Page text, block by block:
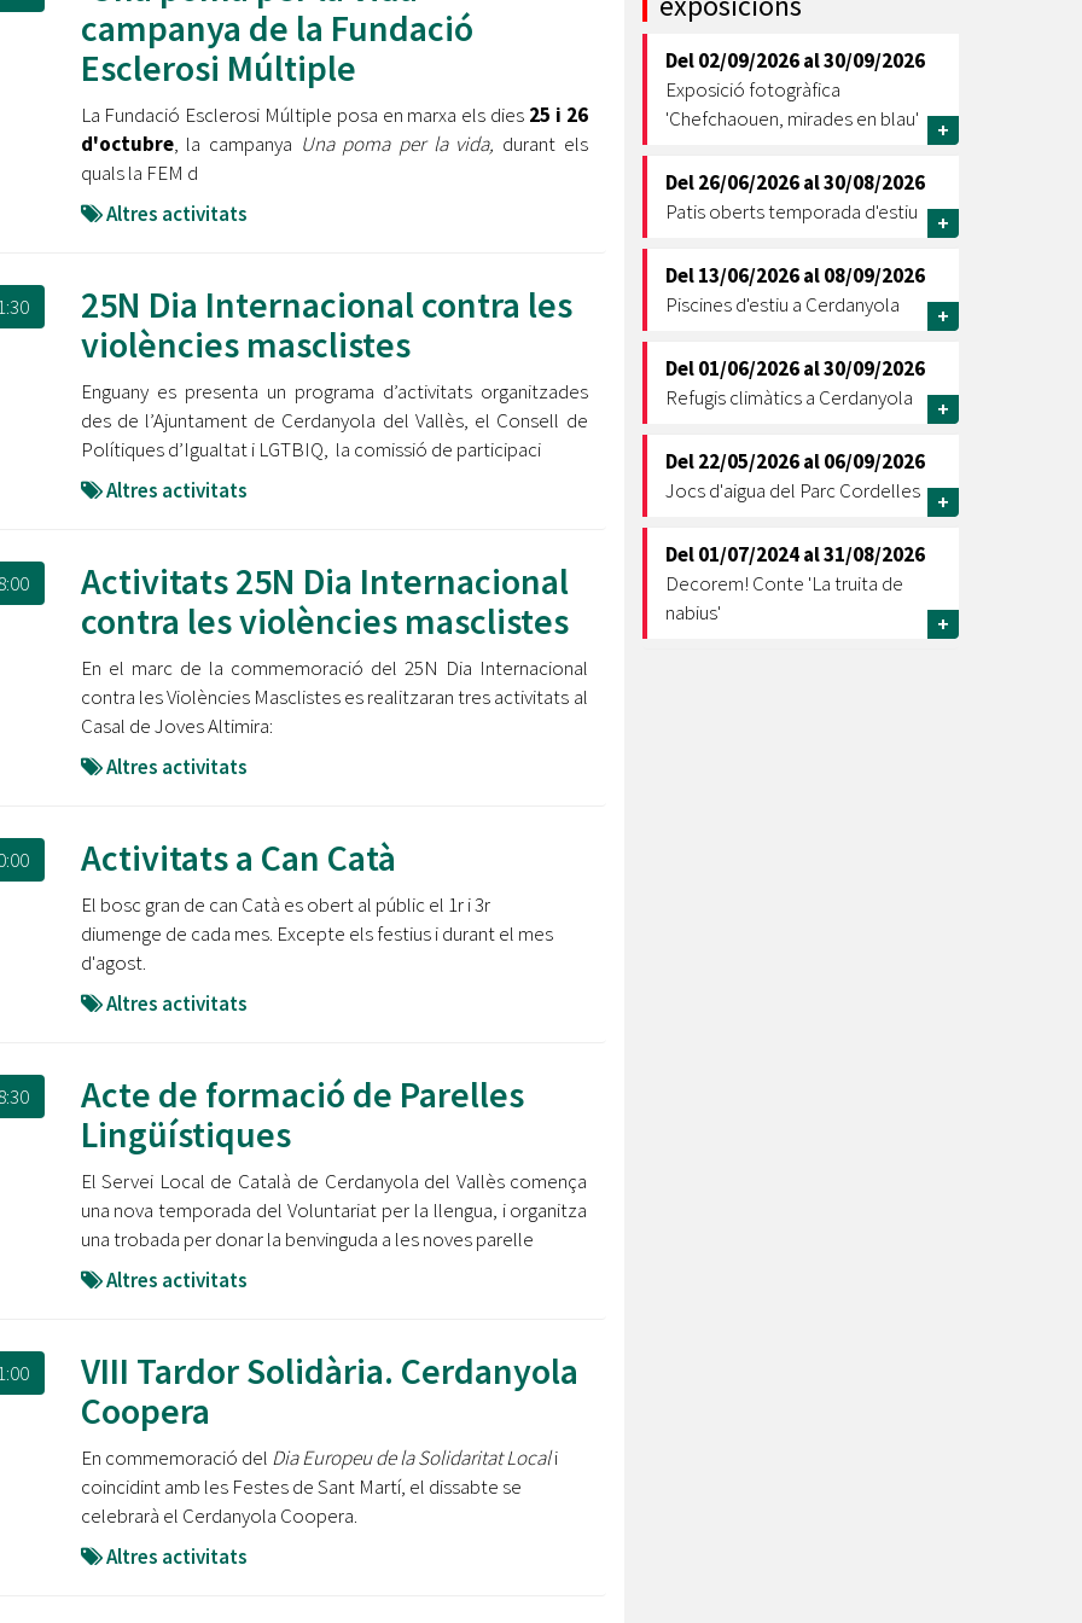
Ètica i Integritat
Retiment de Comptes
Dades Obertes
Catàleg de Serveis i Tràmits
Oberta la convocatòria d'Ajuts per a l'autoocupació
jove 2026
Cerdanyola opta a més de 5 milions d'euros del Pla de
Barris per transformar les Fontetes, Quatre Cantons i
l'entorn de l'avinguda Catalunya
El FIT presenta el cartell de la seva 16a edició i dona el
tret de sortida al festival
l'eclipsi solar
Equipaments
Mercats Municipals
Webs Municipals
campanya de la Fundació
Esclerosi Múltiple
La Fundació Esclerosi Múltiple posa en marxa els dies 25 i 26
d'octubre, la campanya Una poma per la vida, durant els
quals la FEM d
Altres activitats
25N Dia Internacional contra les
violències masclistes
Enguany es presenta un programa d’activitats organitzades
des de l’Ajuntament de Cerdanyola del Vallès, el Consell de
Polítiques d’Igualtat i LGTBIQ, la comissió de participaci
Altres activitats
Activitats 25N Dia Internacional
contra les violències masclistes
En el marc de la commemoració del 25N Dia Internacional
contra les Violències Masclistes es realitzaran tres activitats al
Casal de Joves Altimira:
Altres activitats
Activitats a Can Catà
El bosc gran de can Catà es obert al públic el 1r i 3r
diumenge de cada mes. Excepte els festius i durant el mes
d'agost.
Altres activitats
Acte de formació de Parelles
Lingüístiques
El Servei Local de Català de Cerdanyola del Vallès comença
una nova temporada del Voluntariat per la llengua, i organitza
una trobada per donar la benvinguda a les noves parelle
Altres activitats
VIII Tardor Solidària. Cerdanyola
Coopera
En commemoració del Dia Europeu de la Solidaritat Locali
coincidint amb les Festes de Sant Martí, el dissabte se
celebrarà el Cerdanyola Coopera.
Altres activitats
Del02/09/2026al30/09/2026
Exposició fotogràfica
'Chefchaouen, mirades en blau'
+
Del26/06/2026al30/08/2026
Patis oberts temporada d'estiu
+
Del13/06/2026al08/09/2026
Piscines d'estiu a Cerdanyola
+
Del01/06/2026al30/09/2026
Refugis climàtics a Cerdanyola
+
Del22/05/2026al06/09/2026
Jocs d'aigua del Parc Cordelles
+
Del01/07/2024al31/08/2026
Decorem! Conte 'La truita de
nabius'
+